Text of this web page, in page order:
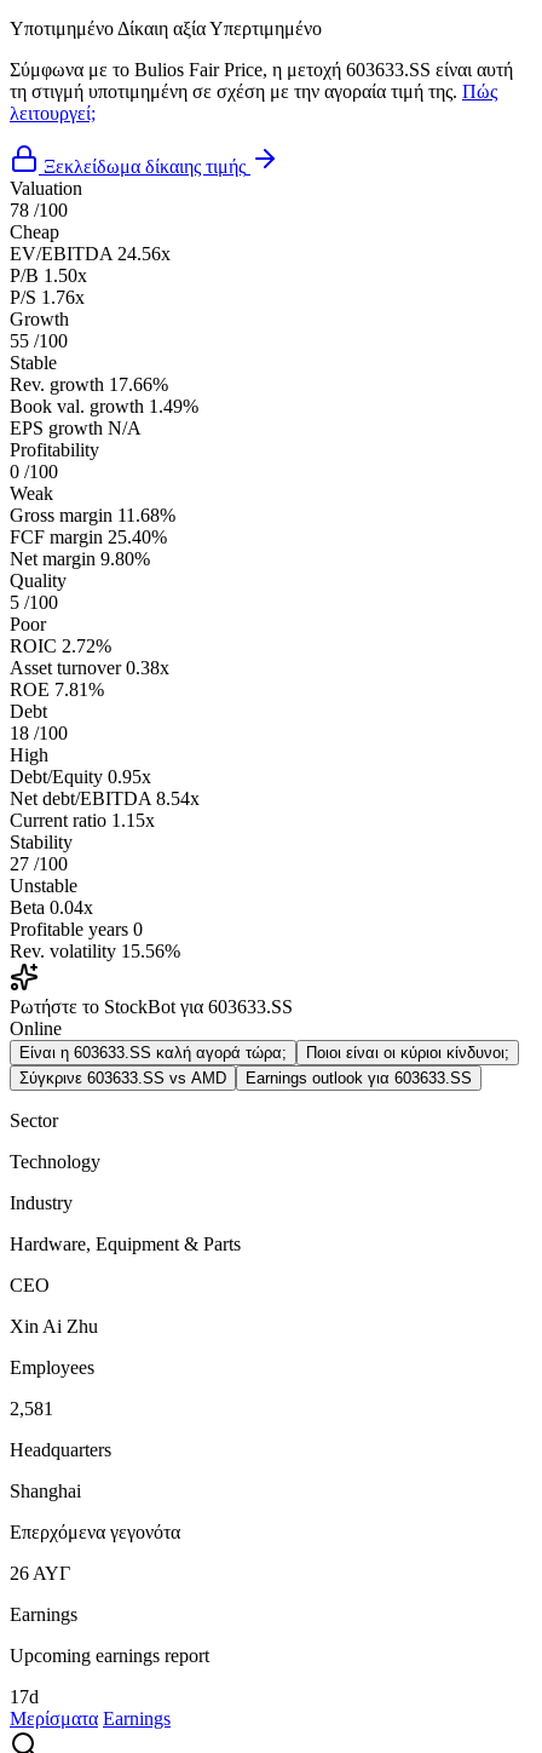
Υποτιμημένο Δίκαιη αξίαΥπερτιμημένο
Σύμφωνα με το Bulios Fair Price, η μετοχή 603633.SS είναι αυτή
τη στιγμή υποτιμημένη σε σχέση με την αγοραία τιμή της. Πώς
λειτουργεί;
Ξεκλείδωμα δίκαιης τιμής
Valuation
78 /100
Cheap
EV/EBITDA 24.56x
P/B 1.50x
P/S 1.76x
Growth
55 /100
Stable
Rev. growth 17.66%
Book val. growth 1.49%
EPS growth N/A
Profitability
0 /100
Weak
Gross margin 11.68%
FCF margin 25.40%
Net margin 9.80%
Quality
5 /100
Poor
ROIC 2.72%
Asset turnover 0.38x
ROE 7.81%
Debt
18 /100
High
Debt/Equity 0.95x
Net debt/EBITDA 8.54x
Current ratio 1.15x
Stability
27 /100
Unstable
Beta 0.04x
Profitable years 0
Rev. volatility 15.56%
Ρωτήστε το StockBot για 603633.SS
Online
Είναι η 603633.SS καλή αγορά τώρα;
Ποιοι είναι οι κύριοι κίνδυνοι;
Σύγκρινε 603633.SS vs AMD
Earnings outlook για 603633.SS
Sector
Technology
Industry
Hardware, Equipment & Parts
CEO
Xin Ai Zhu
Employees
2,581
Headquarters
Shanghai
Επερχόμενα γεγονότα
26 ΑΥΓ
Earnings
Upcoming earnings report
17d
Μερίσματα Earnings